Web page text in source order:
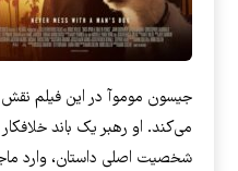
می‌کند. او رهبر یک باند
شخصیت اصلی داستان، وارد